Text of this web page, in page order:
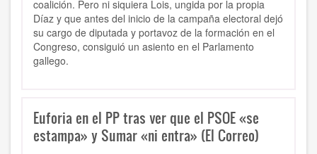
coalición. Pero ni siquiera Lois, ungida por la propia
Díaz y que antes del inicio de la campaña electoral dejó
su cargo de diputada y portavoz de la formación en el
Congreso, consiguió un asiento en el Parlamento
gallego.
Euforia en el PP tras ver que el PSOE «se
estampa» y Sumar «ni entra» (El Correo)